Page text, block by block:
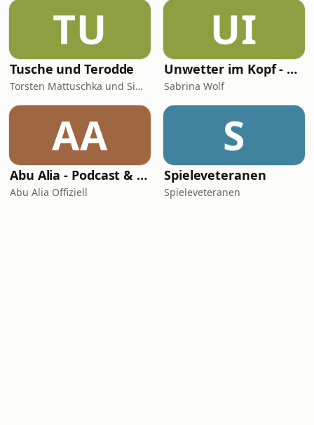
TU
Tusche und Terodde
Torsten Mattuschka und Simon Terodde
UI
Unwetter im Kopf - Der Migräne Podcast
Sabrina Wolf
AA
Abu Alia - Podcast & Hörreisen
Abu Alia Offiziell
S
Spieleveteranen
Spieleveteranen